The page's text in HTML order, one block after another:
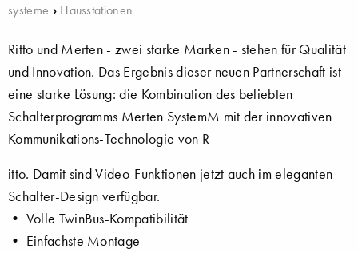
systeme › Hausstationen
Ritto und Merten - zwei starke Marken - stehen für Qualität
und Innovation. Das Ergebnis dieser neuen Partnerschaft ist
eine starke Lösung: die Kombination des beliebten
Schalterprogramms Merten SystemM mit der innovativen
Kommunikations-Technologie von R
itto. Damit sind Video-Funktionen jetzt auch im eleganten
Schalter-Design verfügbar.
• Volle TwinBus-Kompatibilität
• Einfachste Montage